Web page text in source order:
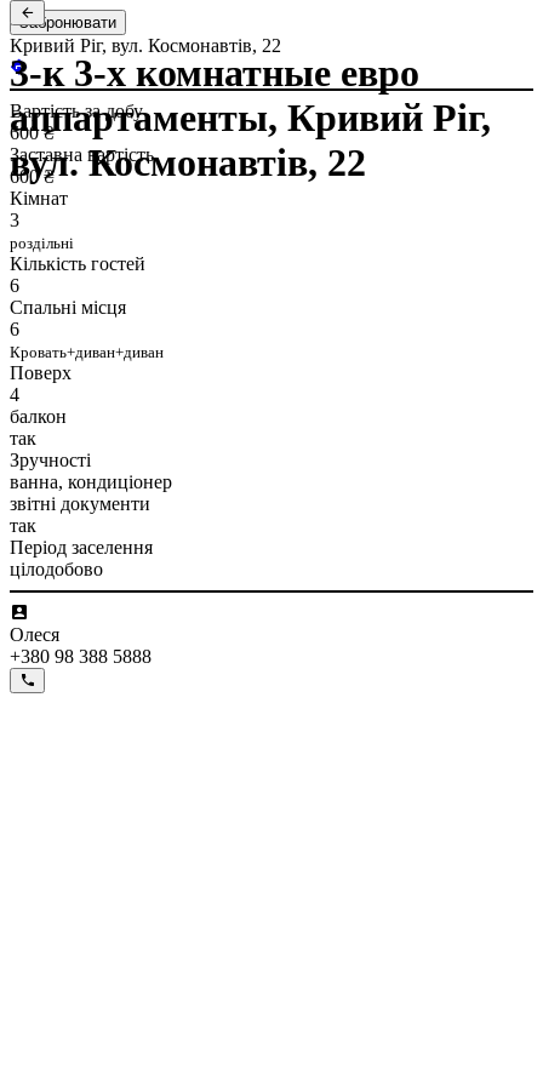
3-к 3-х комнатные евро
аппартаменты, Кривий Ріг,
вул. Космонавтів, 22
Забронювати
Кривий Ріг, вул. Космонавтів, 22
Вартість за добу
600 ₴
Заставна вартість
600 ₴
Кімнат
3
роздільні
Кількість гостей
6
Спальні місця
6
Кровать+диван+диван
Поверх
4
балкон
так
Зручності
ванна, кондиціонер
звітні документи
так
Період заселення
цілодобово
Олеся
+380 98 388 5888